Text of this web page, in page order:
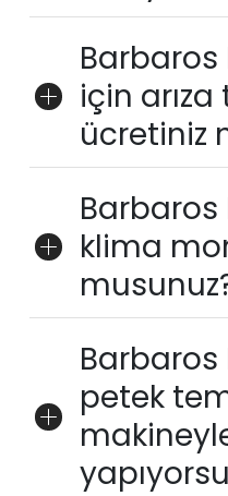
için
ücretiniz
klima
petek